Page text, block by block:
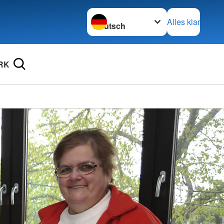
Sprache wechseln zu
Alles klar